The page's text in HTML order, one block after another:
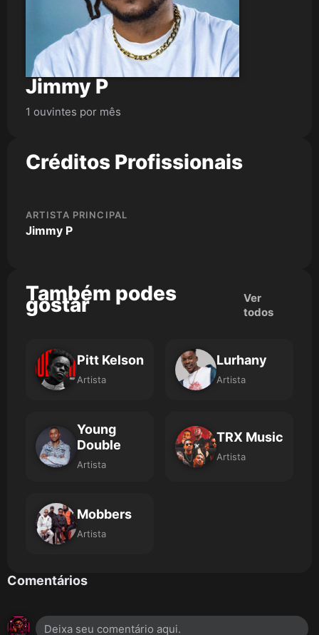
Jimmy P
1 ouvintes por mês
Créditos Profissionais
ARTISTA PRINCIPAL
Jimmy P
Também podes
gostar
Ver
todos
Pitt Kelson
Artista
Lurhany
Artista
Young
Double
Artista
TRX Music
Artista
Mobbers
Artista
Comentários